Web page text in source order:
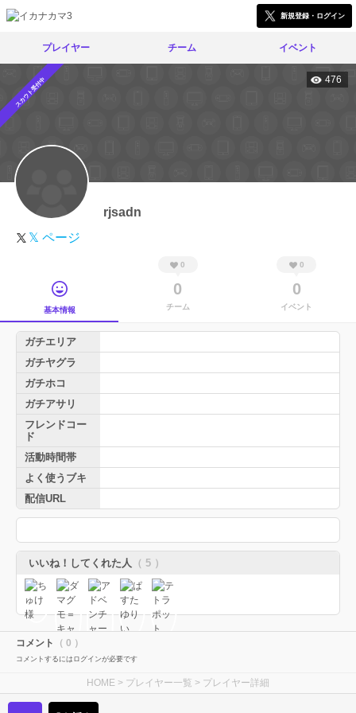
新規登録・ログイン
プレイヤー チーム イベント
スカウト受付中 476
rjsadn
𝕏 ページ
基本情報
0
0
チーム
0
0
イベント
ガチエリア
ガチヤグラ
ガチホコ
ガチアサリ
フレンドコー
ド
活動時間帯
よく使うブキ
配信URL
いいね！してくれた人 （ 5 ）
コメント （ 0 ）
コメントするにはログインが必要です
HOME > プレイヤー一覧 > プレイヤー詳細